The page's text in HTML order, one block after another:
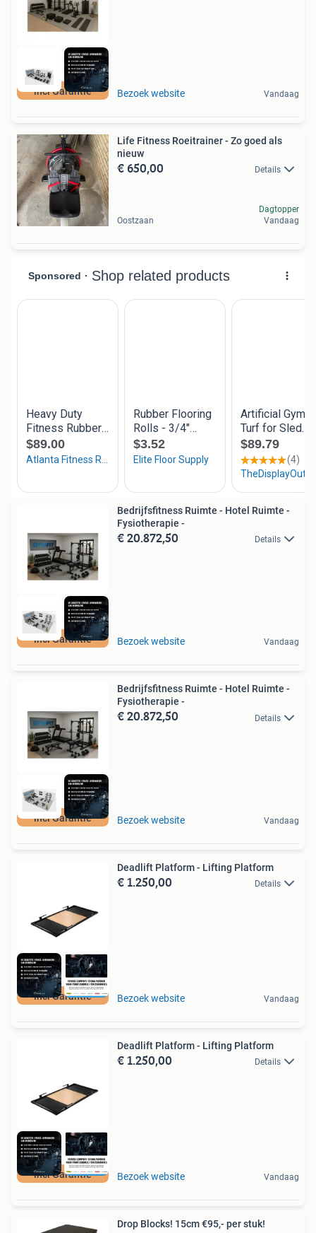
incl Garantie Bezoek website Vandaag
Life Fitness Roeitrainer - Zo goed als
nieuw
€ 650,00 Details
Oostzaan
Dagtopper
Vandaag
incl Garantie
Bedrijfsfitness Ruimte - Hotel Ruimte -
Fysiotherapie -
€ 20.872,50 Details
Bezoek website Vandaag
incl Garantie
Bedrijfsfitness Ruimte - Hotel Ruimte -
Fysiotherapie -
€ 20.872,50 Details
Bezoek website Vandaag
incl Garantie
Deadlift Platform - Lifting Platform
€ 1.250,00 Details
Bezoek website Vandaag
incl Garantie
Deadlift Platform - Lifting Platform
€ 1.250,00 Details
Bezoek website Vandaag
Drop Blocks! 15cm €95,- per stuk!